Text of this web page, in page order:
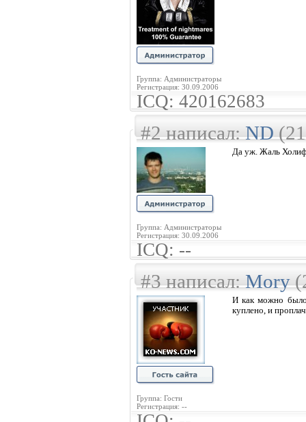
Группа: Администраторы
Регистрация: 30.09.2006
ICQ: 420162683
#2 написал:ND(21
Группа: Администраторы
Регистрация: 30.09.2006
Да уж. Жаль
ICQ: --
#3 написал:Mory
Группа: Гости
Регистрация: --
И как можно
куплено, и